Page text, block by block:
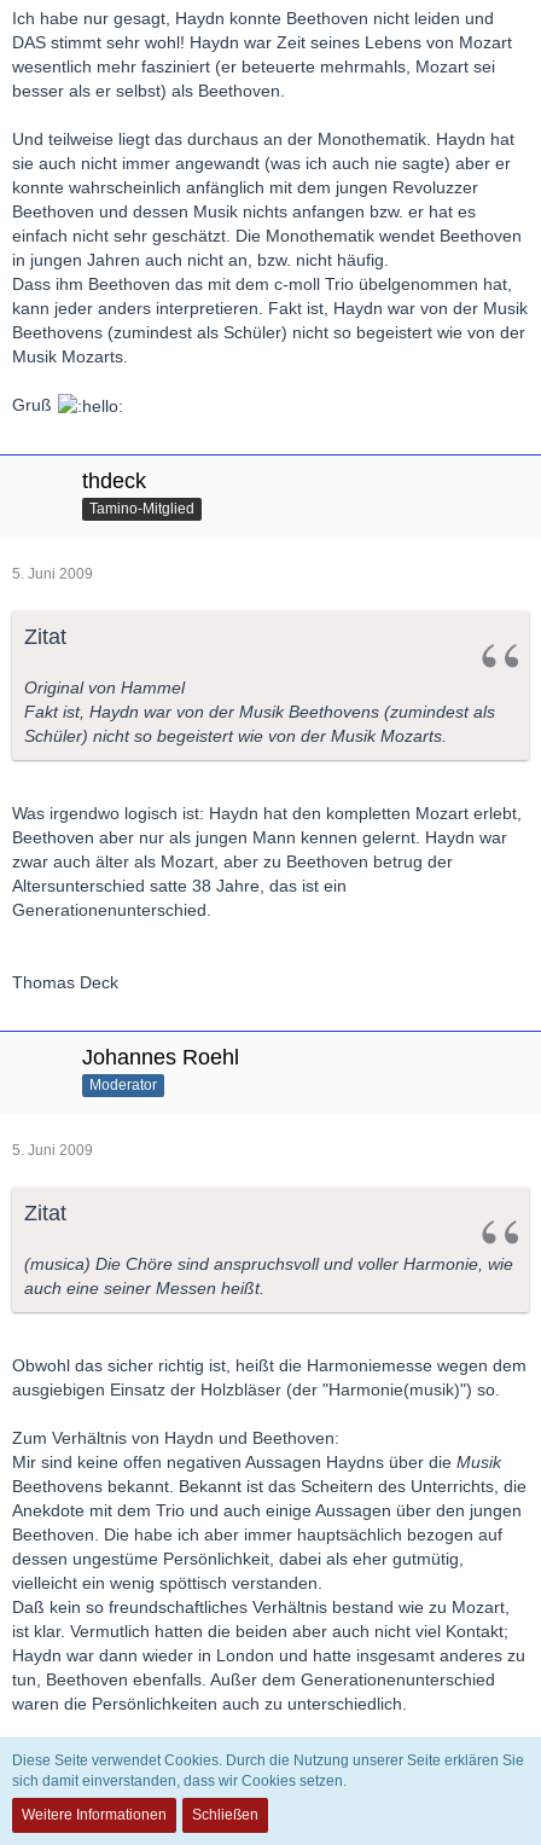
Ich habe nur gesagt, Haydn konnte Beethoven nicht leiden und
DAS stimmt sehr wohl! Haydn war Zeit seines Lebens von Mozart
wesentlich mehr fasziniert (er beteuerte mehrmahls, Mozart sei
besser als er selbst) als Beethoven.
Und teilweise liegt das durchaus an der Monothematik. Haydn hat
sie auch nicht immer angewandt (was ich auch nie sagte) aber er
konnte wahrscheinlich anfänglich mit dem jungen Revoluzzer
Beethoven und dessen Musik nichts anfangen bzw. er hat es
einfach nicht sehr geschätzt. Die Monothematik wendet Beethoven
in jungen Jahren auch nicht an, bzw. nicht häufig.
Dass ihm Beethoven das mit dem c-moll Trio übelgenommen hat,
kann jeder anders interpretieren. Fakt ist, Haydn war von der Musik
Beethovens (zumindest als Schüler) nicht so begeistert wie von der
Musik Mozarts.
Gruß
thdeck
Tamino-Mitglied
5. Juni 2009
Zitat
Original von Hammel
Fakt ist, Haydn war von der Musik Beethovens (zumindest als
Schüler) nicht so begeistert wie von der Musik Mozarts.
Was irgendwo logisch ist: Haydn hat den kompletten Mozart erlebt,
Beethoven aber nur als jungen Mann kennen gelernt. Haydn war
zwar auch älter als Mozart, aber zu Beethoven betrug der
Altersunterschied satte 38 Jahre, das ist ein
Generationenunterschied.
Thomas Deck
Johannes Roehl
Moderator
5. Juni 2009
Zitat
(musica) Die Chöre sind anspruchsvoll und voller Harmonie, wie
auch eine seiner Messen heißt.
Obwohl das sicher richtig ist, heißt die Harmoniemesse wegen dem
ausgiebigen Einsatz der Holzbläser (der "Harmonie(musik)") so.
Zum Verhältnis von Haydn und Beethoven:
Mir sind keine offen negativen Aussagen Haydns über die Musik
Beethovens bekannt. Bekannt ist das Scheitern des Unterrichts, die
Anekdote mit dem Trio und auch einige Aussagen über den jungen
Beethoven. Die habe ich aber immer hauptsächlich bezogen auf
dessen ungestüme Persönlichkeit, dabei als eher gutmütig,
vielleicht ein wenig spöttisch verstanden.
Daß kein so freundschaftliches Verhältnis bestand wie zu Mozart,
ist klar. Vermutlich hatten die beiden aber auch nicht viel Kontakt;
Haydn war dann wieder in London und hatte insgesamt anderes zu
tun, Beethoven ebenfalls. Außer dem Generationenunterschied
waren die Persönlichkeiten auch zu unterschiedlich.
Haydn schrieb ja durchaus noch etliche Werke, nachdem er
Beethoven und dessen frühes Schaffen kennengelernt habe.
Manche vermuten (was ich aber nicht glaube), daß das Auftauchen
von scherzoartigen Presto-Menuetten in den Quartetten op.77 auf
Diese Seite verwendet Cookies. Durch die Nutzung unserer Seite erklären Sie
sich damit einverstanden, dass wir Cookies setzen.
Weitere Informationen
Schließen